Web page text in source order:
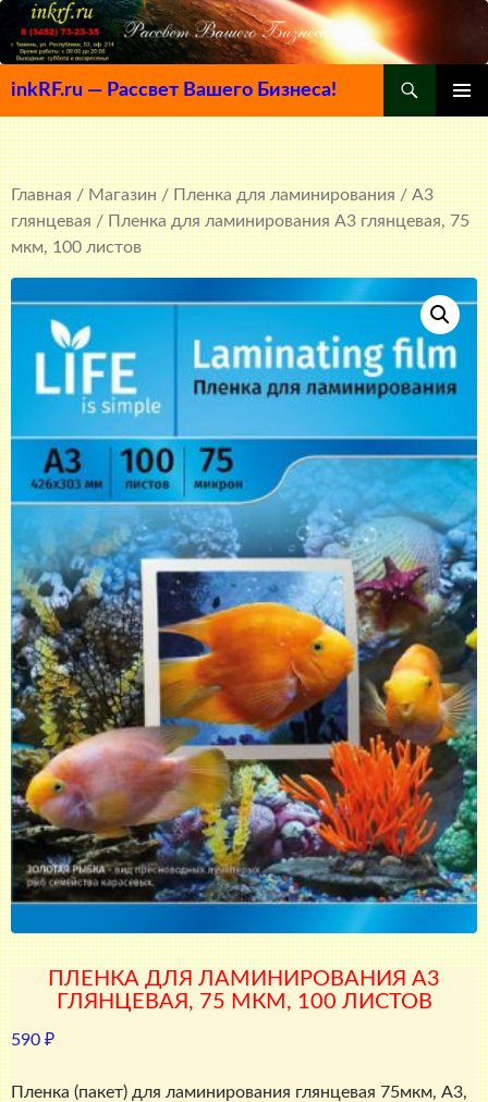
inkRF.ru — Рассвет Вашего Бизнеса!
МЕНЮ
К
СОДЕРЖИМОМУ
Главная/Магазин/Пленка для ламинирования/A3
глянцевая/ Пленка для ламинирования А3 глянцевая, 75
мкм, 100 листов
ПЛЕНКА ДЛЯ ЛАМИНИРОВАНИЯ А3
ГЛЯНЦЕВАЯ, 75 МКМ, 100 ЛИСТОВ
590 ₽
Пленка (пакет) для ламинирования глянцевая 75мкм, A3,